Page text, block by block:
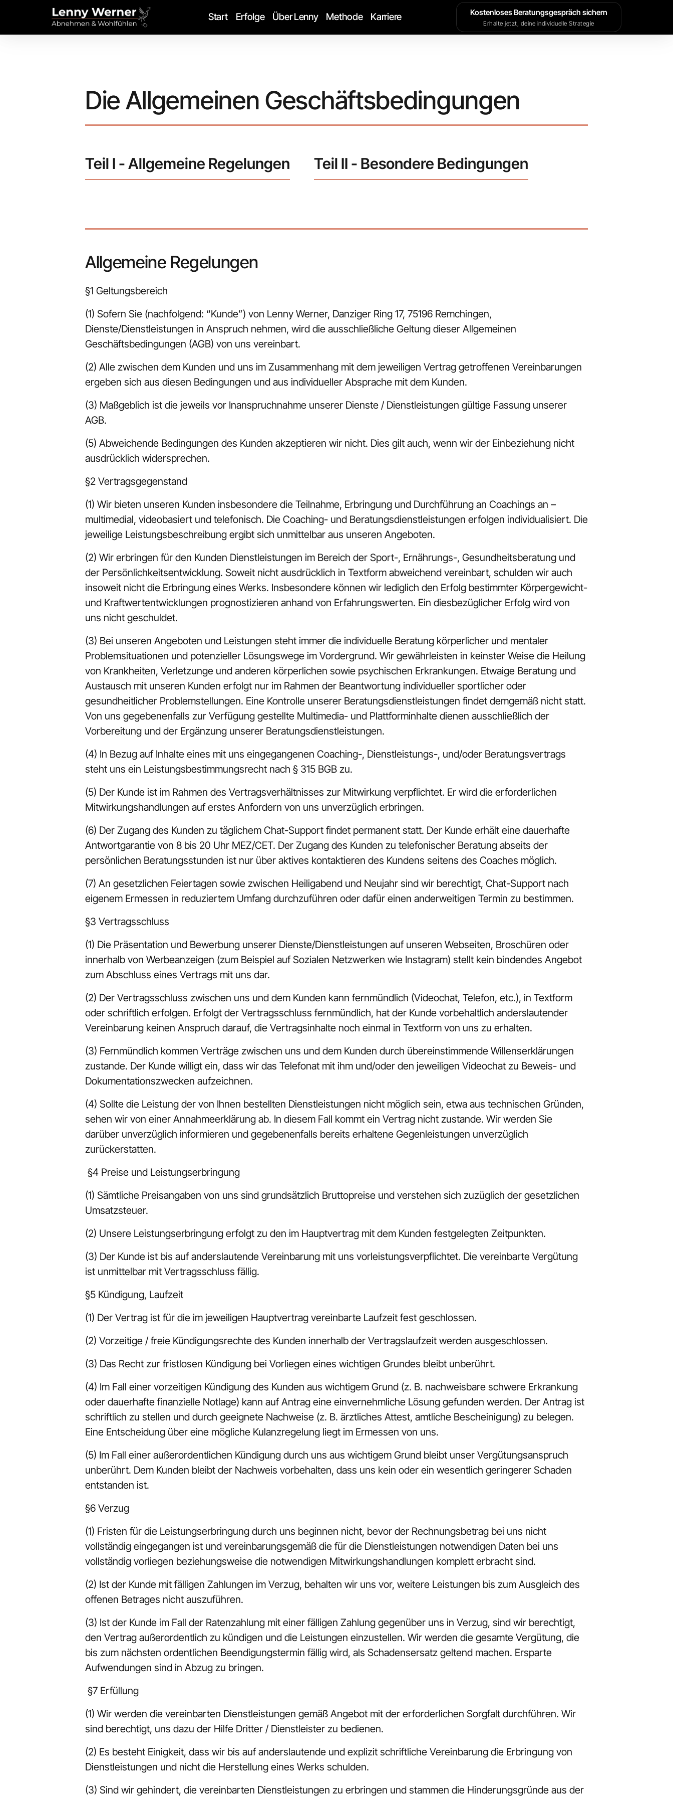
Start Erfolge Über Lenny Methode Karriere Kostenloses Beratungsgespräch sichern
Erhalte jetzt, deine individuelle Strategie
Die Allgemeinen Geschäftsbedingungen
Teil I - Allgemeine Regelungen Teil II - Besondere Bedingungen
Allgemeine Regelungen
§1 Geltungsbereich
(1) Sofern Sie (nachfolgend: “Kunde”) von Lenny Werner, Danziger Ring 17, 75196 Remchingen,
Dienste/Dienstleistungen in Anspruch nehmen, wird die ausschließliche Geltung dieser Allgemeinen
Geschäftsbedingungen (AGB) von uns vereinbart.
(2) Alle zwischen dem Kunden und uns im Zusammenhang mit dem jeweiligen Vertrag getroffenen Vereinbarungen
ergeben sich aus diesen Bedingungen und aus individueller Absprache mit dem Kunden.
(3) Maßgeblich ist die jeweils vor Inanspruchnahme unserer Dienste / Dienstleistungen gültige Fassung unserer
AGB.
(5) Abweichende Bedingungen des Kunden akzeptieren wir nicht. Dies gilt auch, wenn wir der Einbeziehung nicht
ausdrücklich widersprechen.
§2 Vertragsgegenstand
(1) Wir bieten unseren Kunden insbesondere die Teilnahme, Erbringung und Durchführung an Coachings an –
multimedial, videobasiert und telefonisch. Die Coaching- und Beratungsdienstleistungen erfolgen individualisiert. Die
jeweilige Leistungsbeschreibung ergibt sich unmittelbar aus unseren Angeboten.
(2) Wir erbringen für den Kunden Dienstleistungen im Bereich der Sport-, Ernährungs-, Gesundheitsberatung und
der Persönlichkeitsentwicklung. Soweit nicht ausdrücklich in Textform abweichend vereinbart, schulden wir auch
insoweit nicht die Erbringung eines Werks. Insbesondere können wir lediglich den Erfolg bestimmter Körpergewicht-
und Kraftwertentwicklungen prognostizieren anhand von Erfahrungswerten. Ein diesbezüglicher Erfolg wird von
uns nicht geschuldet.
(3) Bei unseren Angeboten und Leistungen steht immer die individuelle Beratung körperlicher und mentaler
Problemsituationen und potenzieller Lösungswege im Vordergrund. Wir gewährleisten in keinster Weise die Heilung
von Krankheiten, Verletzunge und anderen körperlichen sowie psychischen Erkrankungen. Etwaige Beratung und
Austausch mit unseren Kunden erfolgt nur im Rahmen der Beantwortung individueller sportlicher oder
gesundheitlicher Problemstellungen. Eine Kontrolle unserer Beratungsdienstleistungen findet demgemäß nicht statt.
Von uns gegebenenfalls zur Verfügung gestellte Multimedia- und Plattforminhalte dienen ausschließlich der
Vorbereitung und der Ergänzung unserer Beratungsdienstleistungen.
(4) In Bezug auf Inhalte eines mit uns eingegangenen Coaching-, Dienstleistungs-, und/oder Beratungsvertrags
steht uns ein Leistungsbestimmungsrecht nach § 315 BGB zu.
(5) Der Kunde ist im Rahmen des Vertragsverhältnisses zur Mitwirkung verpflichtet. Er wird die erforderlichen
Mitwirkungshandlungen auf erstes Anfordern von uns unverzüglich erbringen.
(6) Der Zugang des Kunden zu täglichem Chat-Support findet permanent statt. Der Kunde erhält eine dauerhafte
Antwortgarantie von 8 bis 20 Uhr MEZ/CET. Der Zugang des Kunden zu telefonischer Beratung abseits der
persönlichen Beratungsstunden ist nur über aktives kontaktieren des Kundens seitens des Coaches möglich.
(7) An gesetzlichen Feiertagen sowie zwischen Heiligabend und Neujahr sind wir berechtigt, Chat-Support nach
eigenem Ermessen in reduziertem Umfang durchzuführen oder dafür einen anderweitigen Termin zu bestimmen.
§3 Vertragsschluss
(1) Die Präsentation und Bewerbung unserer Dienste/Dienstleistungen auf unseren Webseiten, Broschüren oder
innerhalb von Werbeanzeigen (zum Beispiel auf Sozialen Netzwerken wie Instagram) stellt kein bindendes Angebot
zum Abschluss eines Vertrags mit uns dar.
(2) Der Vertragsschluss zwischen uns und dem Kunden kann fernmündlich (Videochat, Telefon, etc.), in Textform
oder schriftlich erfolgen. Erfolgt der Vertragsschluss fernmündlich, hat der Kunde vorbehaltlich anderslautender
Vereinbarung keinen Anspruch darauf, die Vertragsinhalte noch einmal in Textform von uns zu erhalten.
(3) Fernmündlich kommen Verträge zwischen uns und dem Kunden durch übereinstimmende Willenserklärungen
zustande. Der Kunde willigt ein, dass wir das Telefonat mit ihm und/oder den jeweiligen Videochat zu Beweis- und
Dokumentationszwecken aufzeichnen.
(4) Sollte die Leistung der von Ihnen bestellten Dienstleistungen nicht möglich sein, etwa aus technischen Gründen,
sehen wir von einer Annahmeerklärung ab. In diesem Fall kommt ein Vertrag nicht zustande. Wir werden Sie
darüber unverzüglich informieren und gegebenenfalls bereits erhaltene Gegenleistungen unverzüglich
zurückerstatten.
§4 Preise und Leistungserbringung
(1) Sämtliche Preisangaben von uns sind grundsätzlich Bruttopreise und verstehen sich zuzüglich der gesetzlichen
Umsatzsteuer.
(2) Unsere Leistungserbringung erfolgt zu den im Hauptvertrag mit dem Kunden festgelegten Zeitpunkten.
(3) Der Kunde ist bis auf anderslautende Vereinbarung mit uns vorleistungsverpflichtet. Die vereinbarte Vergütung
ist unmittelbar mit Vertragsschluss fällig.
§5 Kündigung, Laufzeit
(1) Der Vertrag ist für die im jeweiligen Hauptvertrag vereinbarte Laufzeit fest geschlossen.
(2) Vorzeitige / freie Kündigungsrechte des Kunden innerhalb der Vertragslaufzeit werden ausgeschlossen.
(3) Das Recht zur fristlosen Kündigung bei Vorliegen eines wichtigen Grundes bleibt unberührt.
(4) Im Fall einer vorzeitigen Kündigung des Kunden aus wichtigem Grund (z. B. nachweisbare schwere Erkrankung
oder dauerhafte finanzielle Notlage) kann auf Antrag eine einvernehmliche Lösung gefunden werden. Der Antrag ist
schriftlich zu stellen und durch geeignete Nachweise (z. B. ärztliches Attest, amtliche Bescheinigung) zu belegen.
Eine Entscheidung über eine mögliche Kulanzregelung liegt im Ermessen von uns.
(5) Im Fall einer außerordentlichen Kündigung durch uns aus wichtigem Grund bleibt unser Vergütungsanspruch
unberührt. Dem Kunden bleibt der Nachweis vorbehalten, dass uns kein oder ein wesentlich geringerer Schaden
entstanden ist.
§6 Verzug
(1) Fristen für die Leistungserbringung durch uns beginnen nicht, bevor der Rechnungsbetrag bei uns nicht
vollständig eingegangen ist und vereinbarungsgemäß die für die Dienstleistungen notwendigen Daten bei uns
vollständig vorliegen beziehungsweise die notwendigen Mitwirkungshandlungen komplett erbracht sind.
(2) Ist der Kunde mit fälligen Zahlungen im Verzug, behalten wir uns vor, weitere Leistungen bis zum Ausgleich des
offenen Betrages nicht auszuführen.
(3) Ist der Kunde im Fall der Ratenzahlung mit einer fälligen Zahlung gegenüber uns in Verzug, sind wir berechtigt,
den Vertrag außerordentlich zu kündigen und die Leistungen einzustellen. Wir werden die gesamte Vergütung, die
bis zum nächsten ordentlichen Beendigungstermin fällig wird, als Schadensersatz geltend machen. Ersparte
Aufwendungen sind in Abzug zu bringen.
§7 Erfüllung
(1) Wir werden die vereinbarten Dienstleistungen gemäß Angebot mit der erforderlichen Sorgfalt durchführen. Wir
sind berechtigt, uns dazu der Hilfe Dritter / Dienstleister zu bedienen.
(2) Es besteht Einigkeit, dass wir bis auf anderslautende und explizit schriftliche Vereinbarung die Erbringung von
Dienstleistungen und nicht die Herstellung eines Werks schulden.
(3) Sind wir gehindert, die vereinbarten Dienstleistungen zu erbringen und stammen die Hinderungsgründe aus der